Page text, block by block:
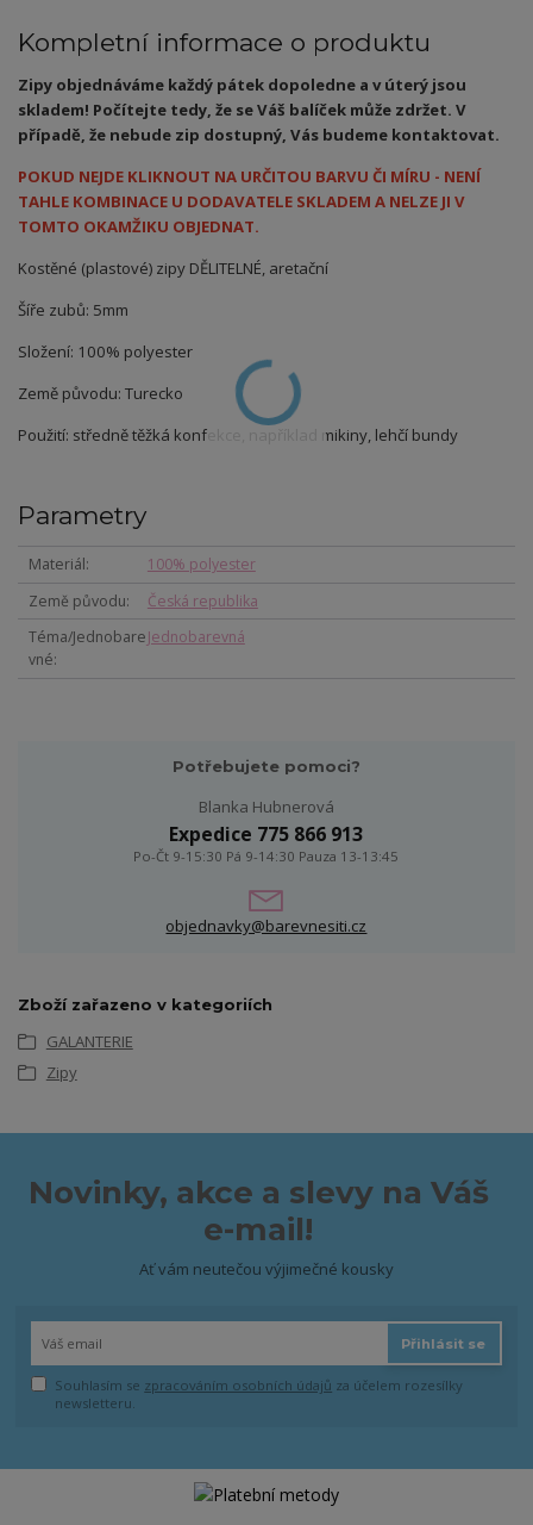
Kompletní informace o produktu
Zipy objednáváme každý pátek dopoledne a v úterý jsou
skladem! Počítejte tedy, že se Váš balíček může zdržet. V
případě, že nebude zip dostupný, Vás budeme kontaktovat.
POKUD NEJDE KLIKNOUT NA URČITOU BARVU ČI MÍRU - NENÍ
TAHLE KOMBINACE U DODAVATELE SKLADEM A NELZE JI V
TOMTO OKAMŽIKU OBJEDNAT.
Kostěné (plastové) zipy DĚLITELNÉ, aretační
Šíře zubů: 5mm
Složení: 100% polyester
Země původu: Turecko
Použití: středně těžká konfekce, například mikiny, lehčí bundy
Parametry
Materiál
100% polyester
Země původu
Česká republika
Téma/Jednobare
vné
Jednobarevná
Potřebujete pomoci?
Blanka Hubnerová
Expedice 775 866 913
Po-Čt 9-15:30 Pá 9-14:30 Pauza 13-13:45
objednavky@barevnesiti.cz
Zboží zařazeno v kategoriích
GALANTERIE
Zipy
Novinky, akce a slevy na Váš
e-mail!
Ať vám neutečou výjimečné kousky
Přihlásit se
Souhlasím se zpracováním osobních údajů za účelem rozesílky
newsletteru.